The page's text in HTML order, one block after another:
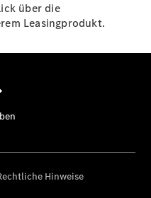
über die
Leasingprodukt.